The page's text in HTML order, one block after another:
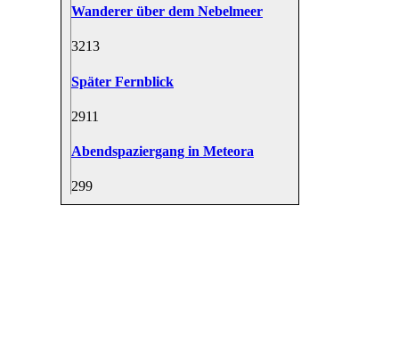
Wanderer über dem Nebelmeer
3213
Später Fernblick
2911
Abendspaziergang in Meteora
299